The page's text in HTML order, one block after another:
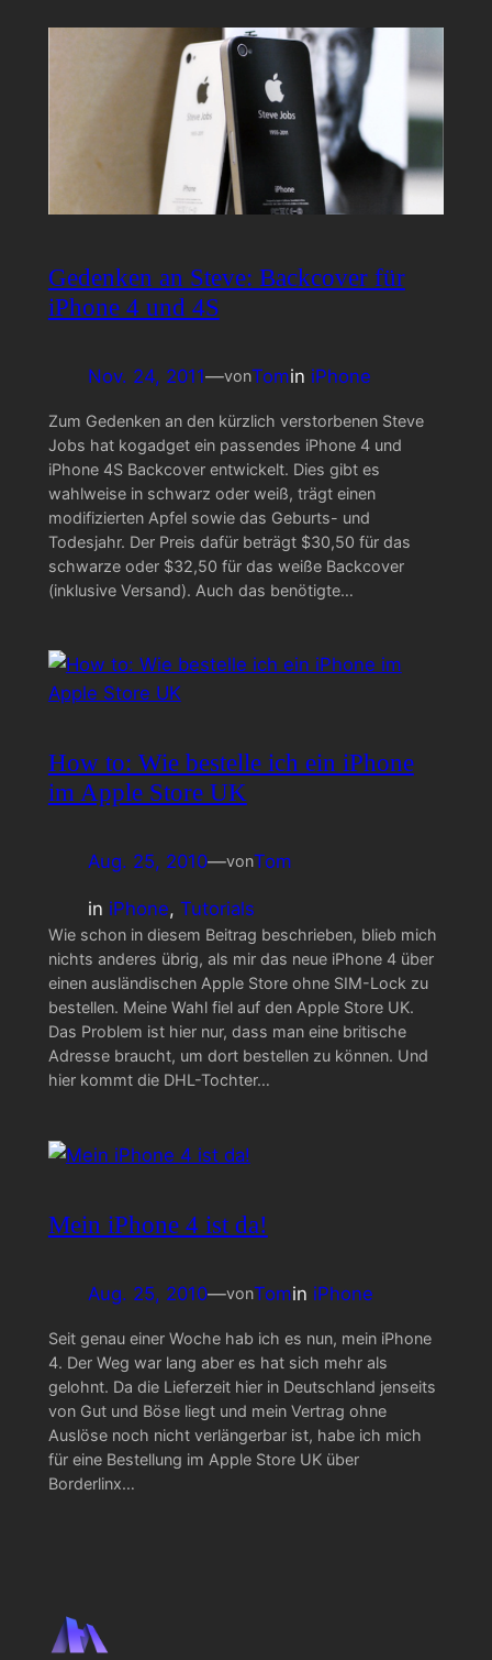
Gedenken an Steve: Backcover für
iPhone 4 und 4S
Nov. 24, 2011—vonTomin iPhone
Zum Gedenken an den kürzlich verstorbenen Steve
Jobs hat kogadget ein passendes iPhone 4 und
iPhone 4S Backcover entwickelt. Dies gibt es
wahlweise in schwarz oder weiß, trägt einen
modifizierten Apfel sowie das Geburts- und
Todesjahr. Der Preis dafür beträgt $30,50 für das
schwarze oder $32,50 für das weiße Backcover
(inklusive Versand). Auch das benötigte…
How to: Wie bestelle ich ein iPhone
im Apple Store UK
Aug. 25, 2010—vonTom
in iPhone, Tutorials
Wie schon in diesem Beitrag beschrieben, blieb mich
nichts anderes übrig, als mir das neue iPhone 4 über
einen ausländischen Apple Store ohne SIM-Lock zu
bestellen. Meine Wahl fiel auf den Apple Store UK.
Das Problem ist hier nur, dass man eine britische
Adresse braucht, um dort bestellen zu können. Und
hier kommt die DHL-Tochter…
Mein iPhone 4 ist da!
Aug. 25, 2010—vonTomin iPhone
Seit genau einer Woche hab ich es nun, mein iPhone
4. Der Weg war lang aber es hat sich mehr als
gelohnt. Da die Lieferzeit hier in Deutschland jenseits
von Gut und Böse liegt und mein Vertrag ohne
Auslöse noch nicht verlängerbar ist, habe ich mich
für eine Bestellung im Apple Store UK über
Borderlinx…